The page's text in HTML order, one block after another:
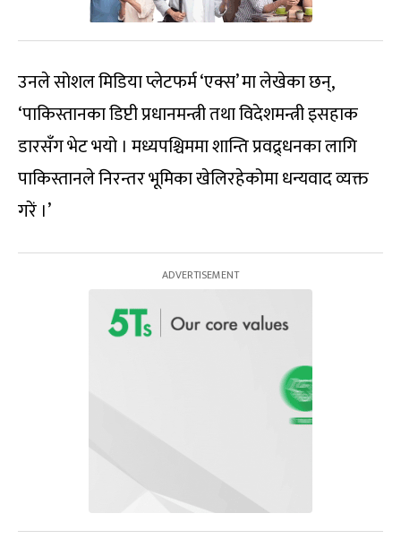
उनले सोशल मिडिया प्लेटफर्म ‘एक्स’ मा लेखेका छन्,
‘पाकिस्तानका डिप्टी प्रधानमन्त्री तथा विदेशमन्त्री इसहाक
डारसँग भेट भयो । मध्यपश्चिममा शान्ति प्रवद्र्धनका लागि
पाकिस्तानले निरन्तर भूमिका खेलिरहेकोमा धन्यवाद व्यक्त
गरें ।’